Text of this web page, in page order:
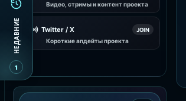
Видео, стримы и контент проекта
Twitter / X JOIN
Короткие апдейты проекта
НЕДАВНИЕ
1